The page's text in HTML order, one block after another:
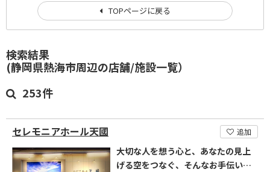
検索結果
(静岡県熱海市周辺の店舗/施設一覧）
253件
セレモニアホール天國 追加
大切な人を想う心と、あなたの見上
げる空をつなぐ、そんなお手伝いを
TOPページに戻る